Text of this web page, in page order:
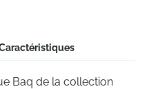
Baq de la collection